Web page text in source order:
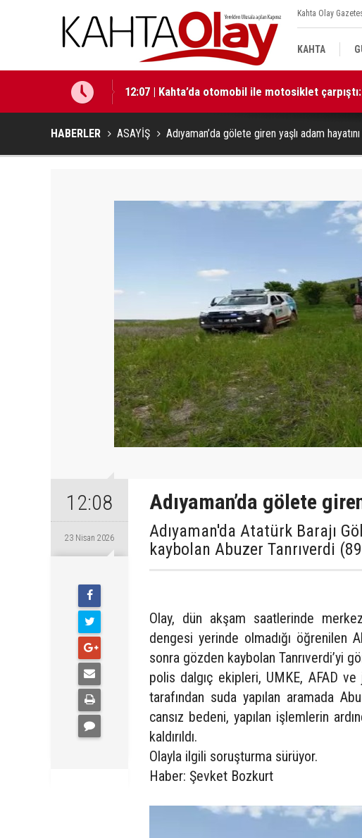
Kahta Olay
KAHTA
12:07 | Kahta’da otomobil ile motosiklet çarpıştı:
12:02 | Başkan Hallaç, Gençlik Merkezi
HABERLER ASAYİŞ Adıyaman’da gölete giren yaşlı adam
12:08
23 Nisan 2026
Adıyaman’da gölete
Adıyaman'da Atatürk Barajı
kaybolan Abuzer Tanrıverdi
Olay, dün akşam saatlerinde
dengesi yerinde olmadığı öğrenilen
sonra gözden kaybolan Tanrıverdi’yi
polis dalgıç ekipleri, UMKE, AFAD
tarafından suda yapılan aramada
cansız bedeni, yapılan işlemlerin
kaldırıldı.
Olayla ilgili soruşturma sürüyor.
Haber: Şevket Bozkurt